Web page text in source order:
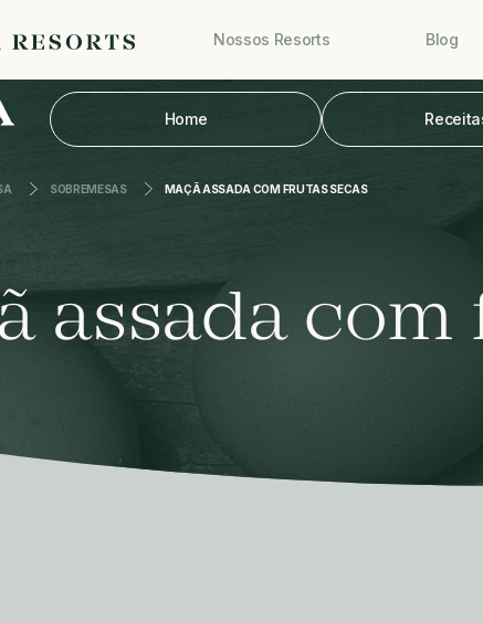
Nossos Resorts Blog
Home
SOBREMESAS MAÇÃ ASSADA COM FRUTAS SECAS
assada